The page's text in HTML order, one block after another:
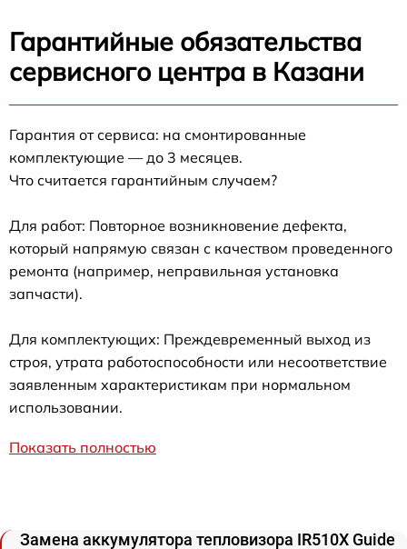
Гарантийные обязательства
сервисного центра в Казани
Гарантия от сервиса: на смонтированные
комплектующие — до 3 месяцев.
Что считается гарантийным случаем?
Для работ: Повторное возникновение дефекта,
который напрямую связан с качеством проведенного
ремонта (например, неправильная установка
запчасти).
Для комплектующих: Преждевременный выход из
строя, утрата работоспособности или несоответствие
заявленным характеристикам при нормальном
использовании.
Показать полностью
Замена аккумулятора тепловизора IR510X Guide